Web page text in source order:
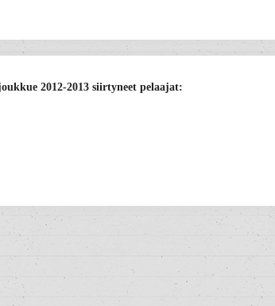
2012-2013 siirtyneet pelaajat: